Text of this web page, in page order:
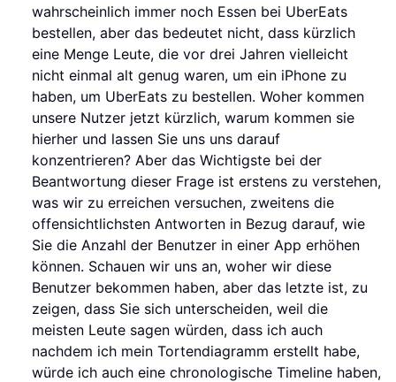
wahrscheinlich immer noch Essen bei UberEats
bestellen, aber das bedeutet nicht, dass kürzlich
eine Menge Leute, die vor drei Jahren vielleicht
nicht einmal alt genug waren, um ein iPhone zu
haben, um UberEats zu bestellen. Woher kommen
unsere Nutzer jetzt kürzlich, warum kommen sie
hierher und lassen Sie uns uns darauf
konzentrieren? Aber das Wichtigste bei der
Beantwortung dieser Frage ist erstens zu verstehen,
was wir zu erreichen versuchen, zweitens die
offensichtlichsten Antworten in Bezug darauf, wie
Sie die Anzahl der Benutzer in einer App erhöhen
können. Schauen wir uns an, woher wir diese
Benutzer bekommen haben, aber das letzte ist, zu
zeigen, dass Sie sich unterscheiden, weil die
meisten Leute sagen würden, dass ich auch
nachdem ich mein Tortendiagramm erstellt habe,
würde ich auch eine chronologische Timeline haben,